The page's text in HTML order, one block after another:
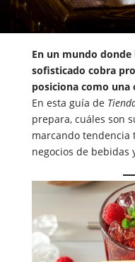
En un mundo
sofisticado cobra
posiciona como
En esta guía de
prepara, cuáles son
marcando tendencia
negocios de bebidas